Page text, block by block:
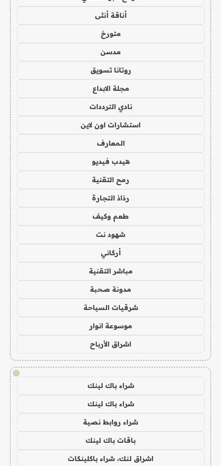
أناقة أنثى
متورخ
مدسن
روتانا تسويق
مجلة الابداع
نادي الترددات
استشارات اون لاين
المعارف
هيدب فيديو
رمح التقنية
رذاذ التجارة
طعم وكيف
شهود نت
أركاني
مباشر التقنية
مدونة صحبة
شرقيات السياحة
موسوعة انوار
اشراق الأرباح
!
شراء باك لينك
شراء باك لينك
شراء روابط نصية
باقات باك لينك
اشراق لنك، شراء باكلينكات